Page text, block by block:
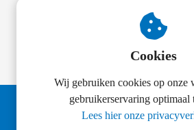
© Succesvol Leren
Cookies
Wij gebruiken cookies op onze
gebruikerservaring optimaal
Lees hier onze